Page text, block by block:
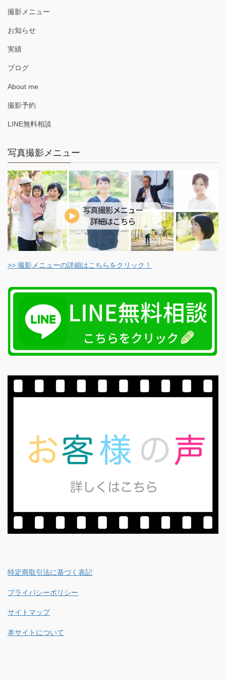
撮影メニュー
お知らせ
実績
ブログ
About me
撮影予約
LINE無料相談
写真撮影メニュー
>> 撮影メニューの詳細はこちらをクリック！
特定商取引法に基づく表記
プライバシーポリシー
サイトマップ
本サイトについて